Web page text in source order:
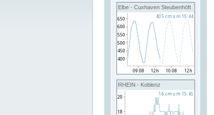
Elbe - Cuxhaven Steubenhöft
RHEIN - Koblenz